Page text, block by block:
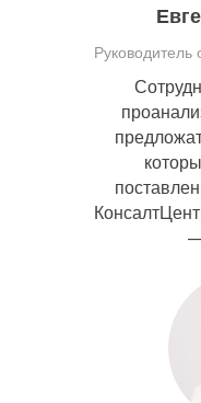
Руководитель